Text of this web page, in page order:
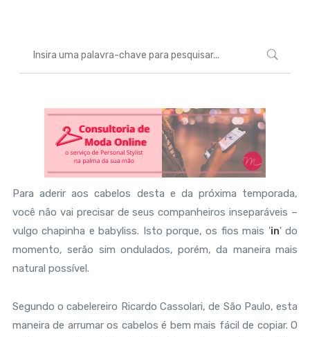
Para aderir aos cabelos desta e da próxima temporada,
você não vai precisar de seus companheiros inseparáveis –
vulgo chapinha e babyliss. Isto porque, os fios mais 'in' do
momento, serão sim ondulados, porém, da maneira mais
natural possível.
Segundo o cabelereiro Ricardo Cassolari, de São Paulo, esta
maneira de arrumar os cabelos é bem mais fácil de copiar. O